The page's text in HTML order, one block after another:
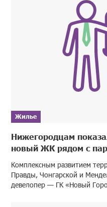
Жилье
Нижегородцам
новый ЖК рядом с
Комплексным развитием
Правды, Чонгарской и
девелопер — ГК «Новый